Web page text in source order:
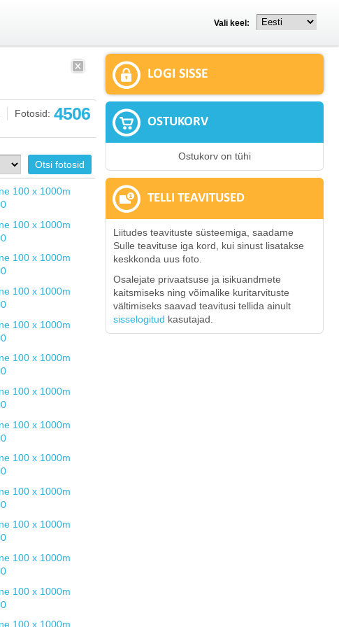
Vali keel:
Fotosid: 4506
LOGI SISSE
OSTUKORV
Ostukorv on tühi
TELLI TEAVITUSED
Liitudes teavituste süsteemiga, saadame
Sulle teavituse iga kord, kui sinust lisatakse
keskkonda uus foto.
Osalejate privaatsuse ja isikuandmete
kaitsmiseks ning võimalike kuritarvituste
vältimiseks saavad teavitusi tellida ainult
sisselogitud kasutajad.